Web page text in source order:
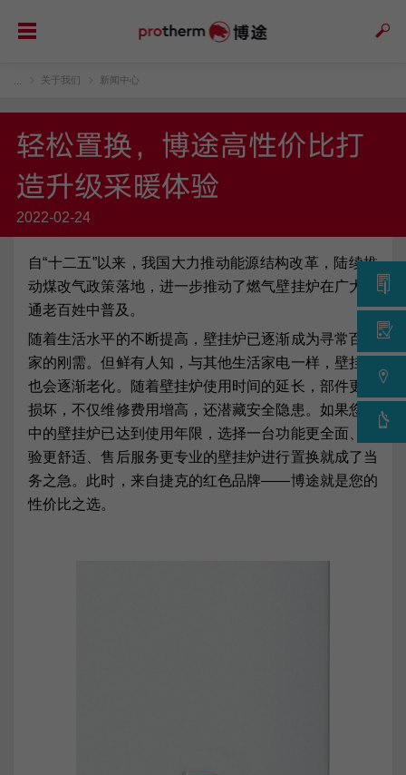
关于我们 新闻中心
轻松置换，博途高性价比打
造升级采暖体验
2022-02-24
自“十二五”以来，我国大力推动能源结构改革，陆续推
动煤改气政策落地，进一步推动了燃气壁挂炉在广大普
通老百姓中普及。
随着生活水平的不断提高，壁挂炉已逐渐成为寻常百姓
家的刚需。但鲜有人知，与其他生活家电一样，壁挂炉
也会逐渐老化。随着壁挂炉使用时间的延长，部件更易
损坏，不仅维修费用增高，还潜藏安全隐患。如果您家
中的壁挂炉已达到使用年限，选择一台功能更全面、体
验更舒适、售后服务更专业的壁挂炉进行置换就成了当
务之急。此时，来自捷克的红色品牌——博途就是您的
性价比之选。